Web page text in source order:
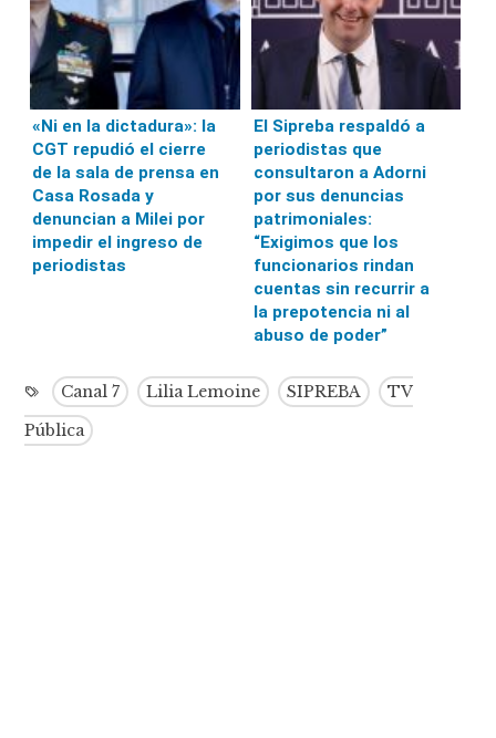
«Ni en la dictadura»: la
CGT repudió el cierre
de la sala de prensa en
Casa Rosada y
denuncian a Milei por
impedir el ingreso de
periodistas
El Sipreba respaldó a
periodistas que
consultaron a Adorni
por sus denuncias
patrimoniales:
“Exigimos que los
funcionarios rindan
cuentas sin recurrir a
la prepotencia ni al
abuso de poder”
Canal 7 Lilia Lemoine SIPREBA
TV
Pública